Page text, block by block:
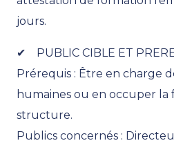
jours.
✔ PUBLIC CIBLE ET
Prérequis : Être en charge
humaines ou en occuper la
structure.
Publics concernés :